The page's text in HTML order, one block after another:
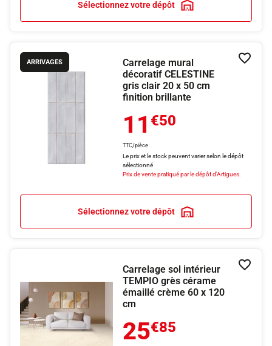
Sélectionnez votre dépôt
ARRIVAGES
Carrelage mural
décoratif CELESTINE
gris clair 20 x 50 cm
finition brillante
11 €50
TTC/pièce
Le prix et le stock peuvent varier selon le dépôt
sélectionné
Prix de vente pratiqué par le dépôt d'Artigues.
Sélectionnez votre dépôt
Carrelage sol intérieur
TEMPIO grès cérame
émaillé crème 60 x 120
cm
25€85